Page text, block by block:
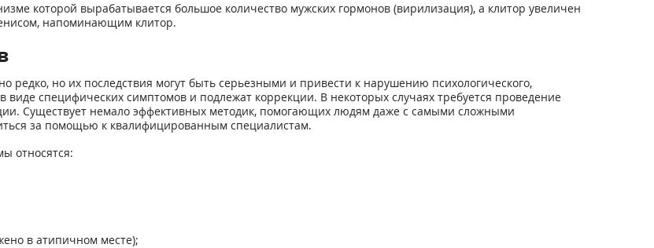
которой вырабатывается большое количество мужских гормонов (вирилизация), а клитор увеличен
напоминающим клитор.
но их последствия могут быть серьезными и привести к нарушению психологического,
виде специфических симптомов и подлежат коррекции. В некоторых случаях требуется проведение
Существует немало эффективных методик, помогающих людям даже с самыми сложными
за помощью к квалифицированным специалистам.
относятся:
в атипичном месте);